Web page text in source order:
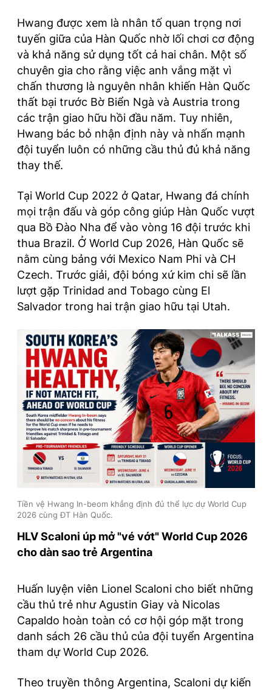
Hwang được xem là nhân tố quan trọng nơi
tuyến giữa của Hàn Quốc nhờ lối chơi cơ động
và khả năng sử dụng tốt cả hai chân. Một số
chuyên gia cho rằng việc anh vắng mặt vì
chấn thương là nguyên nhân khiến Hàn Quốc
thất bại trước Bờ Biển Ngà và Austria trong
các trận giao hữu hồi đầu năm. Tuy nhiên,
Hwang bác bỏ nhận định này và nhấn mạnh
đội tuyển luôn có những cầu thủ đủ khả năng
thay thế.
Tại World Cup 2022 ở Qatar, Hwang đá chính
mọi trận đấu và góp công giúp Hàn Quốc vượt
qua Bồ Đào Nha để vào vòng 16 đội trước khi
thua Brazil. Ở World Cup 2026, Hàn Quốc sẽ
nằm cùng bảng với Mexico Nam Phi và CH
Czech. Trước giải, đội bóng xứ kim chi sẽ lần
lượt gặp Trinidad and Tobago cùng El
Salvador trong hai trận giao hữu tại Utah.
Tiền vệ Hwang In-beom khẳng định đủ thể lực dự World Cup
2026 cùng ĐT Hàn Quốc.
HLV Scaloni úp mở "vé vớt" World Cup 2026
cho dàn sao trẻ Argentina
Huấn luyện viên Lionel Scaloni cho biết những
cầu thủ trẻ như Agustin Giay và Nicolas
Capaldo hoàn toàn có cơ hội góp mặt trong
danh sách 26 cầu thủ của đội tuyển Argentina
tham dự World Cup 2026.
Theo truyền thông Argentina, Scaloni dự kiến